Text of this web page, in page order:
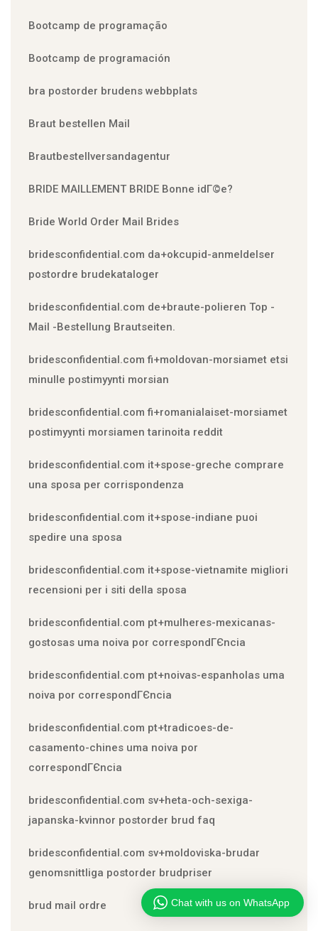
Bootcamp de programação
Bootcamp de programación
bra postorder brudens webbplats
Braut bestellen Mail
Brautbestellversandagentur
BRIDE MAILLEMENT BRIDE Bonne idГ©e?
Bride World Order Mail Brides
bridesconfidential.com da+okcupid-anmeldelser
postordre brudekataloger
bridesconfidential.com de+braute-polieren Top -
Mail -Bestellung Brautseiten.
bridesconfidential.com fi+moldovan-morsiamet etsi
minulle postimyynti morsian
bridesconfidential.com fi+romanialaiset-morsiamet
postimyynti morsiamen tarinoita reddit
bridesconfidential.com it+spose-greche comprare
una sposa per corrispondenza
bridesconfidential.com it+spose-indiane puoi
spedire una sposa
bridesconfidential.com it+spose-vietnamite migliori
recensioni per i siti della sposa
bridesconfidential.com pt+mulheres-mexicanas-
gostosas uma noiva por correspondГЄncia
bridesconfidential.com pt+noivas-espanholas uma
noiva por correspondГЄncia
bridesconfidential.com pt+tradicoes-de-
casamento-chines uma noiva por
correspondГЄncia
bridesconfidential.com sv+heta-och-sexiga-
japanska-kvinnor postorder brud faq
bridesconfidential.com sv+moldoviska-brudar
genomsnittliga postorder brudpriser
brud mail ordre Chat with us on WhatsApp